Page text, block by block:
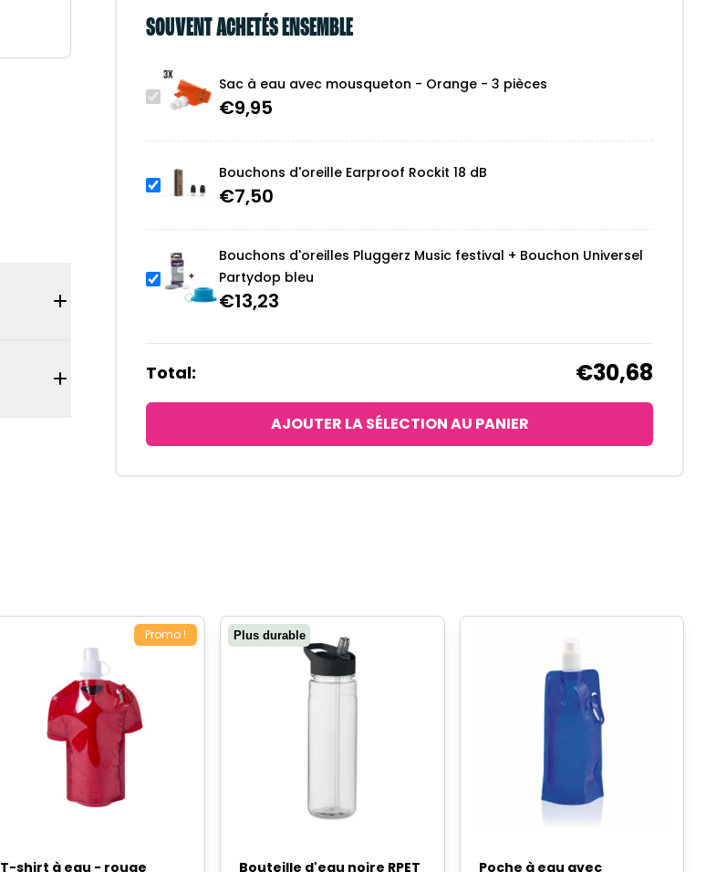
SOUVENT ACHETÉS ENSEMBLE
Sac à eau avec mousqueton - Orange - 3 pièces
€9,95
Bouchons d'oreille Earproof Rockit 18 dB
€7,50
Bouchons d'oreilles Pluggerz Music festival + Bouchon Universel
Partydop bleu
€13,23
Total: €30,68
AJOUTER LA SÉLECTION AU PANIER
Promo !
T-shirt à eau - rouge
Plus durable
Bouteille d'eau noire RPET
Poche à eau avec